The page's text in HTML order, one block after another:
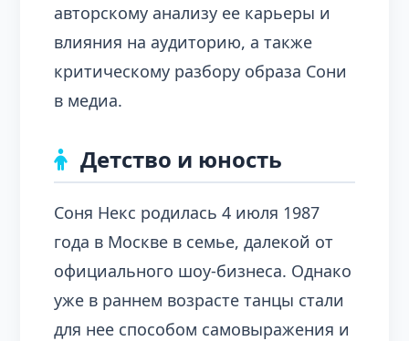
авторскому анализу ее карьеры и
влияния на аудиторию, а также
критическому разбору образа Сони
в медиа.
Детство и юность
Соня Некс родилась 4 июля 1987
года в Москве в семье, далекой от
официального шоу‑бизнеса. Однако
уже в раннем возрасте танцы стали
для нее способом самовыражения и